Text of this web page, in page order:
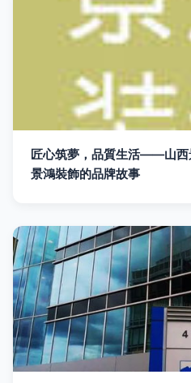
匠心筑夢，品質生活——山西
景鴻裝飾的品牌故事